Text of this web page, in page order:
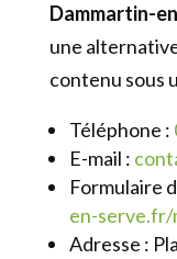
Dammartin-
une
contenu sous
Téléphone :
E-mail :
Formulaire
en-
Adresse :